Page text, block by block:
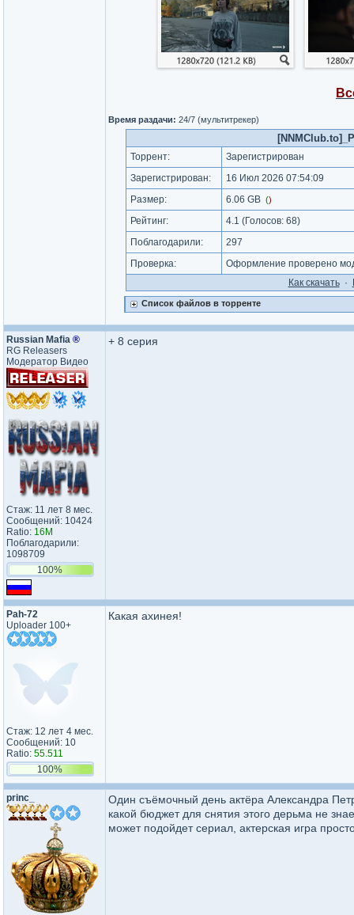
Время раздачи: 24/7 (мультитрекер)
Торрент:
Зарегистрирован
Зарегистрирован:
16 Июл 2026 07:54:09
Размер:
6.06 GB ()
Рейтинг: 4.1 (Голосов: 68)
Поблагодарили:
297
Проверка:
Оформление проверено
Как cкачать·
Список файлов в торренте
Russian Mafia ®
RG Releasers
Модератор Видео
Стаж: 11 лет 8 мес.
Сообщений: 10424
Ratio: 16M
Поблагодарили:
1098709
100%
+ 8 серия
Pah-72
Uploader 100+
Стаж: 12 лет 4 мес.
Сообщений: 10
Ratio: 55.511
100%
Какая ахинея!
princ_
Один съёмочный день актёра Александра
какой бюджет для снятия этого дерьма не
может подойдет сериал, актерская игра